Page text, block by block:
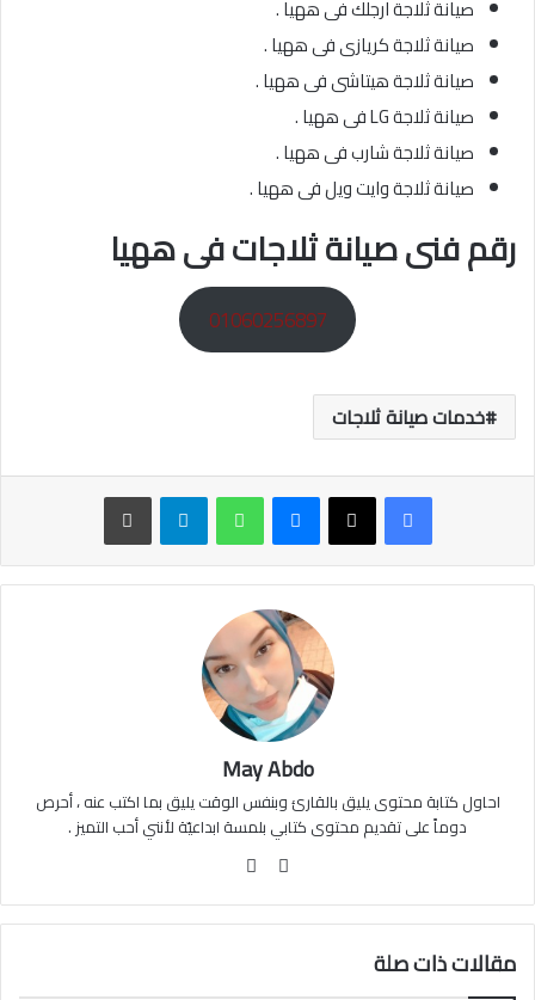
صيانة ثلاجة ارجلك فى ههيا .
صيانة ثلاجة كريازى فى ههيا .
صيانة ثلاجة هيتاشى فى ههيا .
صيانة ثلاجة LG فى ههيا .
صيانة ثلاجة شارب فى ههيا .
صيانة ثلاجة وايت ويل فى ههيا .
رقم فنى صيانة ثلاجات فى ههيا
01060256897
خدمات صيانة ثلاجات
ماسنجر واتساب تيلقرام طباعة
May Abdo
احاول كتابة محتوى يليق بالقارئ وبنفس الوقت يليق بما اكتب عنه ، أحرص
دوماً على تقديم محتوى كتابي بلمسة ابداعيّة لأنني أحب التميز .
موقع
مقالات ذات صلة